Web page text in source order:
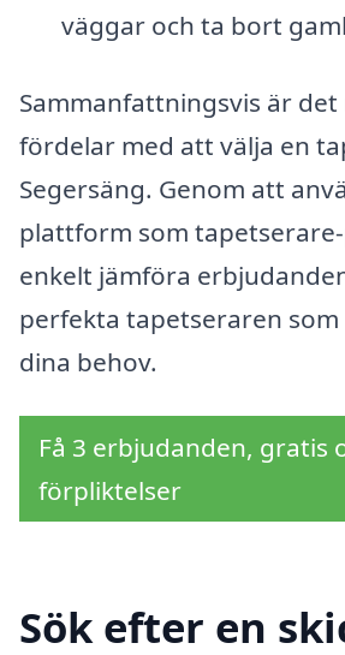
väggar och ta bort
Sammanfattningsvis är det
fördelar med att välja en
Segersäng. Genom att
plattform som
enkelt jämföra
perfekta tapetseraren som
dina behov.
Få 3 erbjudanden, gratis
förpliktelser
Sök efter en